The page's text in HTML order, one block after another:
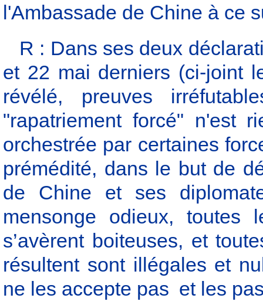
l'Ambassade de Chine à ce
R : Dans ses deux
et 22 mai derniers (ci-joint
révélé, preuves
"rapatriement forcé" n'est
orchestrée par certaines
prémédité, dans le but de
de Chine et ses
mensonge odieux, toutes
s’avèrent boiteuses, et
résultent sont illégales et
ne les accepte pas et les